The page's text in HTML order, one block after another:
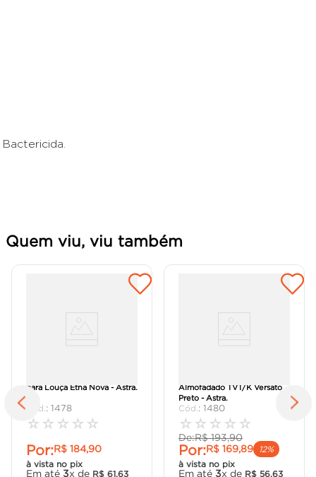
Quem viu, viu também
para Louça Etna Nova - Astra.
: 1478
☆ ☆ ☆ ☆ ☆
Por:R$ 184,90
à vista no pix
Em até 3x de R$ 61 63
Almofadado TVT/K Versato
Preto - Astra.
: 1480
☆ ☆ ☆ ☆ ☆
De:R$ 193,90
Por:R$ 169,89
12%
à vista no pix
Em até 3x de R$ 56 63